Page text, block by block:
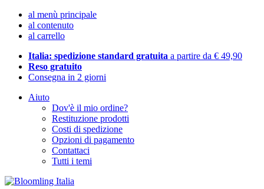
al menù principale
al contenuto
al carrello
Italia: spedizione standard gratuita a partire da € 49,90
Reso gratuito
Consegna in 2 giorni
Aiuto
Dov'è il mio ordine?
Restituzione prodotti
Costi di spedizione
Opzioni di pagamento
Contattaci
Tutti i temi